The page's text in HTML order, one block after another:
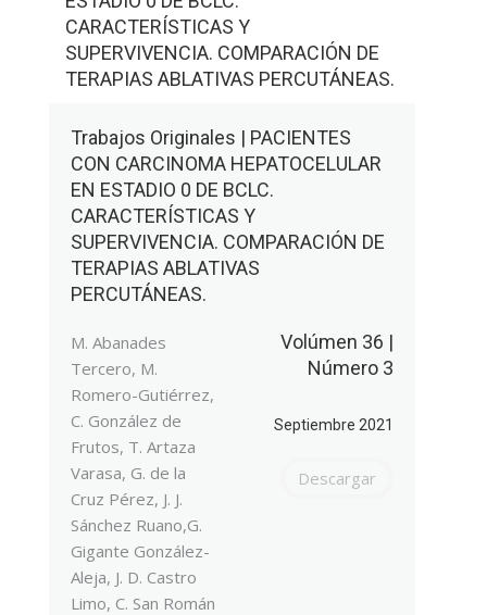
CARACTERÍSTICAS Y
SUPERVIVENCIA. COMPARACIÓN DE
TERAPIAS ABLATIVAS PERCUTÁNEAS.
Trabajos Originales | PACIENTES
CON CARCINOMA HEPATOCELULAR
EN ESTADIO 0 DE BCLC.
CARACTERÍSTICAS Y
SUPERVIVENCIA. COMPARACIÓN DE
TERAPIAS ABLATIVAS
PERCUTÁNEAS.
M. Abanades
Tercero, M.
Romero-Gutiérrez,
C. González de
Frutos, T. Artaza
Varasa, G. de la
Cruz Pérez, J. J.
Sánchez Ruano,G.
Gigante González-
Aleja, J. D. Castro
Limo, C. San Román
Volúmen 36 |
Número 3
Septiembre 2021
Descargar